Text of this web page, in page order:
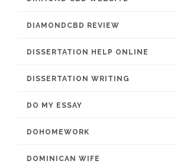
DIAMONDCBD REVIEW
DISSERTATION HELP ONLINE
DISSERTATION WRITING
DO MY ESSAY
DOHOMEWORK
DOMINICAN WIFE